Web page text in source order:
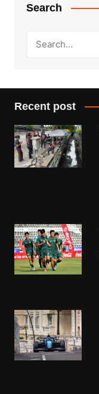
Search
Recent post